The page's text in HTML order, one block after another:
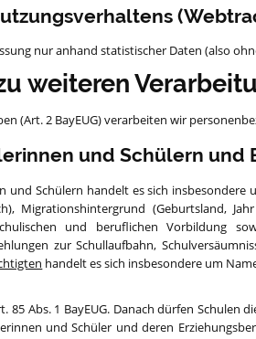
nur anhand statistischer Daten (also
weiteren
(Art. 2 BayEUG) verarbeiten wir
und Schülern und
und Schülern handelt es sich
Migrationshintergrund (Geburtsland,
und beruflichen Vorbildung
zur Schullaufbahn,
handelt es sich insbesondere um
85 Abs. 1 BayEUG. Danach dürfen
und Schüler und deren